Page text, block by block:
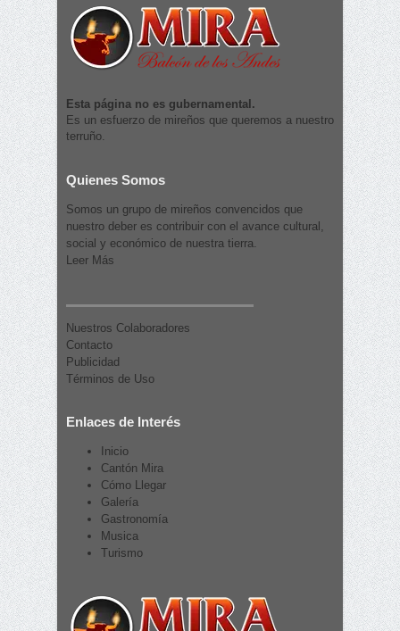
Esta página no es gubernamental.
Es un esfuerzo de mireños que queremos a nuestro
terruño.
Quienes Somos
Somos un grupo de mireños convencidos que
nuestro deber es contribuir con el avance cultural,
social y económico de nuestra tierra.
Leer Más
Nuestros Colaboradores
Contacto
Publicidad
Términos de Uso
Enlaces de Interés
Inicio
Cantón Mira
Cómo Llegar
Galería
Gastronomía
Musica
Turismo